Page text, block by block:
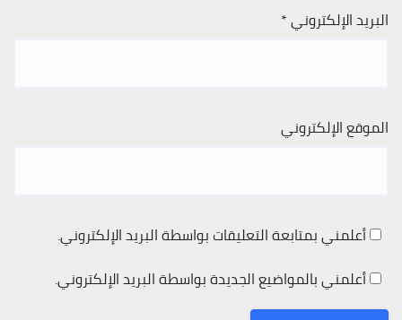
البريد الإلكتروني*
الموقع الإلكتروني
أعلمني بمتابعة التعليقات بواسطة البريد الإلكتروني.
أعلمني بالمواضيع الجديدة بواسطة البريد الإلكتروني.